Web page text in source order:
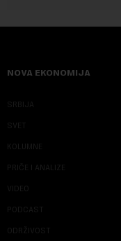
NOVA EKONOMIJA
SRBIJA
SVET
KOLUMNE
PRIČE I ANALIZE
VIDEO
PODCAST
ODRŽIVOST